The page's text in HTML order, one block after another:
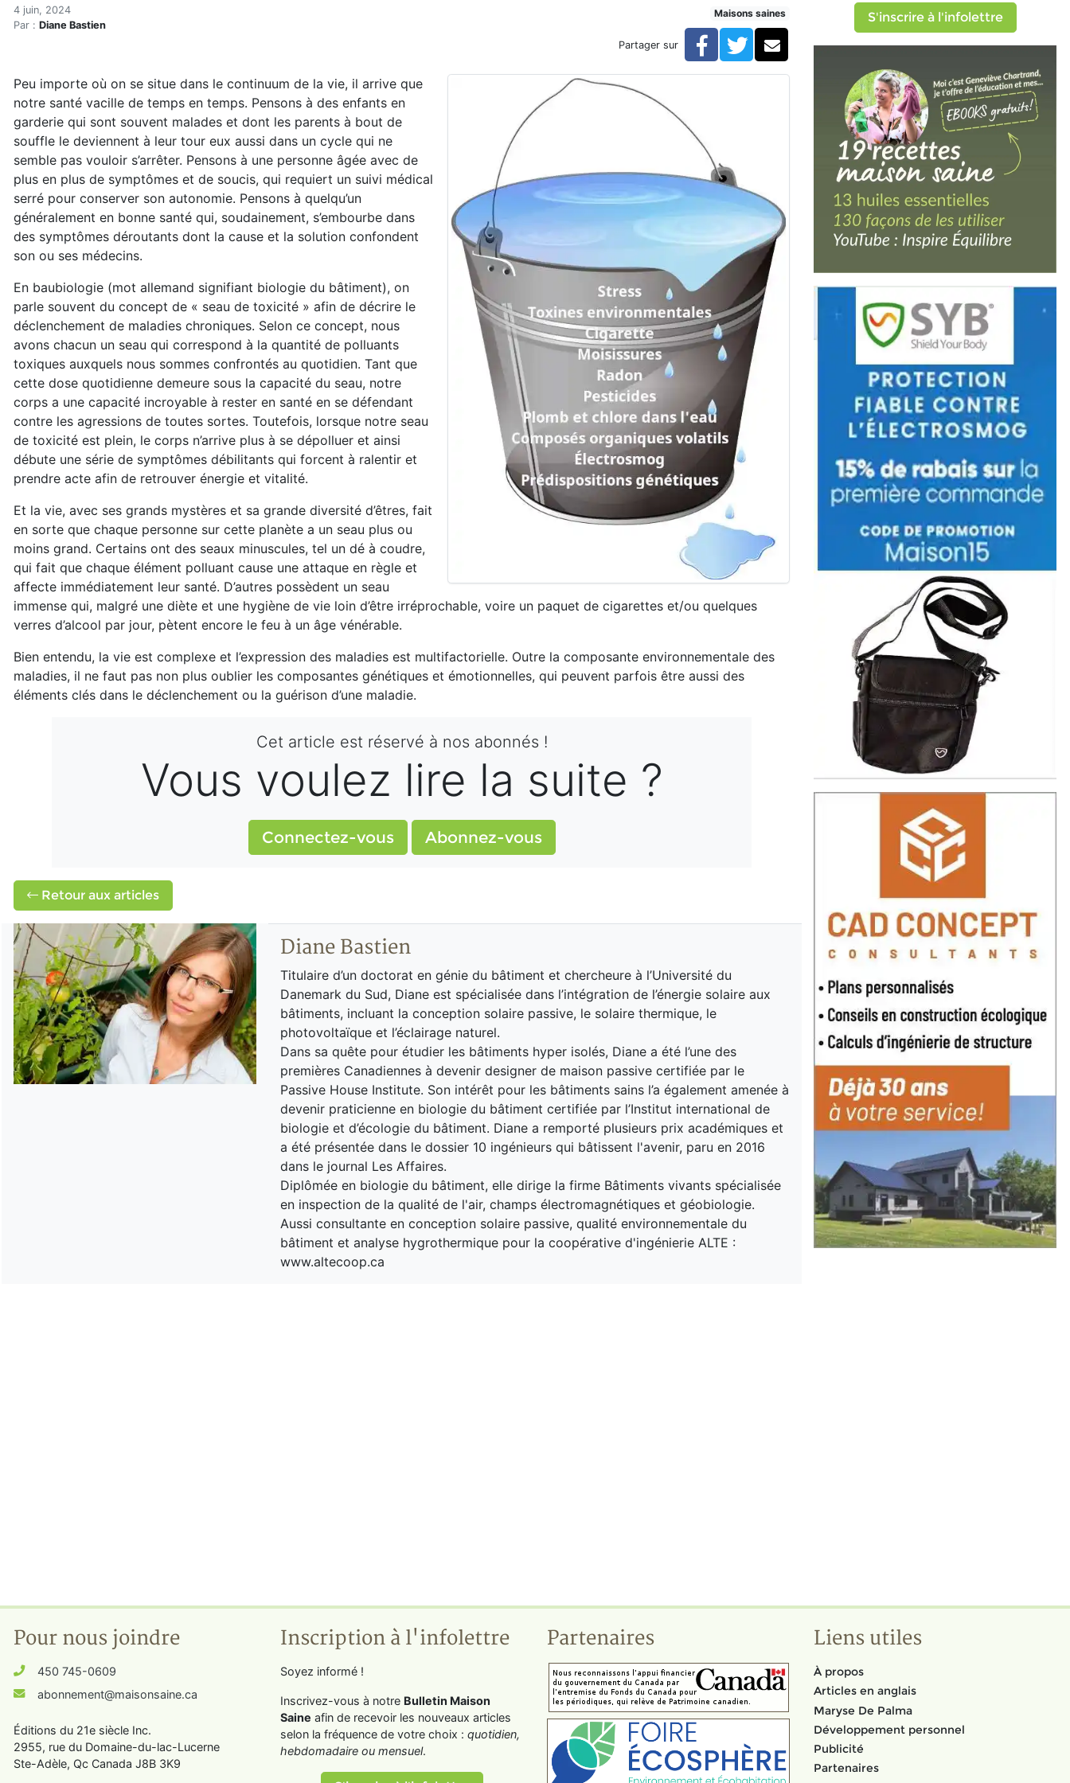
Accueil
Articles
Et si notre maison pouvait aider à guérir? (réservé)
Et si notre maison pouvait aider à guérir? (réservé)
4 juin, 2024
Par : Diane Bastien
Maisons saines
Partager sur Facebook
TwitterCourriel
Peu importe où on se situe dans le continuum de la vie, il arrive que
notre santé vacille de temps en temps. Pensons à des enfants en
garderie qui sont souvent malades et dont les parents à bout de
souffle le deviennent à leur tour eux aussi dans un cycle qui ne
semble pas vouloir s’arrêter. Pensons à une personne âgée avec de
plus en plus de symptômes et de soucis, qui requiert un suivi médical
serré pour conserver son autonomie. Pensons à quelqu’un
généralement en bonne santé qui, soudainement, s’embourbe dans
des symptômes déroutants dont la cause et la solution confondent
son ou ses médecins.
En baubiologie (mot allemand signifiant biologie du bâtiment), on
parle souvent du concept de « seau de toxicité » afin de décrire le
déclenchement de maladies chroniques. Selon ce concept, nous
avons chacun un seau qui correspond à la quantité de polluants
toxiques auxquels nous sommes confrontés au quotidien. Tant que
cette dose quotidienne demeure sous la capacité du seau, notre
corps a une capacité incroyable à rester en santé en se défendant
contre les agressions de toutes sortes. Toutefois, lorsque notre seau
de toxicité est plein, le corps n’arrive plus à se dépolluer et ainsi
débute une série de symptômes débilitants qui forcent à ralentir et
prendre acte afin de retrouver énergie et vitalité.
Et la vie, avec ses grands mystères et sa grande diversité d’êtres, fait
en sorte que chaque personne sur cette planète a un seau plus ou
moins grand. Certains ont des seaux minuscules, tel un dé à coudre,
qui fait que chaque élément polluant cause une attaque en règle et
affecte immédiatement leur santé. D’autres possèdent un seau
immense qui, malgré une diète et une hygiène de vie loin d’être irréprochable, voire un paquet de cigarettes et/ou quelques
verres d’alcool par jour, pètent encore le feu à un âge vénérable.
Bien entendu, la vie est complexe et l’expression des maladies est multifactorielle. Outre la composante environnementale des
maladies, il ne faut pas non plus oublier les composantes génétiques et émotionnelles, qui peuvent parfois être aussi des
éléments clés dans le déclenchement ou la guérison d’une maladie.
Cet article est réservé à nos abonnés !
Vous voulez lire la suite ?
Connectez-vous Abonnez-vous
Retour aux articles
Diane Bastien
Titulaire d’un doctorat en génie du bâtiment et chercheure à l’Université du
Danemark du Sud, Diane est spécialisée dans l’intégration de l’énergie solaire aux
bâtiments, incluant la conception solaire passive, le solaire thermique, le
photovoltaïque et l’éclairage naturel.
Dans sa quête pour étudier les bâtiments hyper isolés, Diane a été l’une des
premières Canadiennes à devenir designer de maison passive certifiée par le
Passive House Institute. Son intérêt pour les bâtiments sains l’a également amenée à
devenir praticienne en biologie du bâtiment certifiée par l’Institut international de
biologie et d’écologie du bâtiment. Diane a remporté plusieurs prix académiques et
a été présentée dans le dossier 10 ingénieurs qui bâtissent l'avenir, paru en 2016
dans le journal Les Affaires.
Diplômée en biologie du bâtiment, elle dirige la firme Bâtiments vivants spécialisée
en inspection de la qualité de l'air, champs électromagnétiques et géobiologie.
Aussi consultante en conception solaire passive, qualité environnementale du
bâtiment et analyse hygrothermique pour la coopérative d'ingénierie ALTE :
www.altecoop.ca
S'inscrire à l'infolettre
Pour nous joindre
450 745-0609
abonnement@maisonsaine.ca
Éditions du 21e siècle Inc.
2955, rue du Domaine-du-lac-Lucerne
Ste-Adèle, Qc Canada J8B 3K9
Inscription à l'infolettre
Soyez informé !
Inscrivez-vous à notre Bulletin Maison
Saine afin de recevoir les nouveaux articles
selon la fréquence de votre choix : quotidien,
hebdomadaire ou mensuel.
Partenaires Liens utiles
À propos
Articles en anglais
Maryse De Palma
Développement personnel
Publicité
Partenaires